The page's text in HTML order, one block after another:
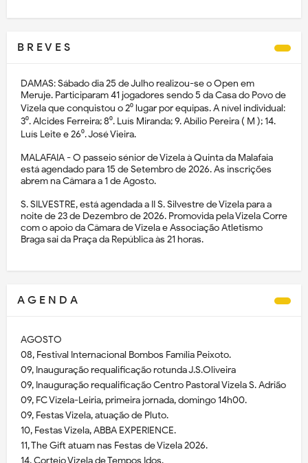
B R E V E S
DAMAS: Sábado dia 25 de Julho realizou-se o Open em
Meruje. Participaram 41 jogadores sendo 5 da Casa do Povo de
Vizela que conquistou o 2⁰ lugar por equipas. A nível individual:
3⁰. Alcides Ferreira; 8⁰. Luís Miranda; 9. Abílio Pereira ( M ); 14.
Luís Leite e 26⁰. José Vieira.
MALAFAIA - O passeio sénior de Vizela à Quinta da Malafaia
está agendado para 15 de Setembro de 2026. As inscrições
abrem na Câmara a 1 de Agosto.
S. SILVESTRE, está agendada a II S. Silvestre de Vizela para a
noite de 23 de Dezembro de 2026. Promovida pela Vizela Corre
com o apoio da Câmara de Vizela e Associação Atletismo
Braga sai da Praça da República às 21 horas.
A G E N D A
AGOSTO
08, Festival Internacional Bombos Família Peixoto.
09, Inauguração requalificação rotunda J.S.Oliveira
09, Inauguração requalificação Centro Pastoral Vizela S. Adrião
09, FC Vizela-Leiria, primeira jornada, domingo 14h00.
09, Festas Vizela, atuação de Pluto.
10, Festas Vizela, ABBA EXPERIENCE.
11, The Gift atuam nas Festas de Vizela 2026.